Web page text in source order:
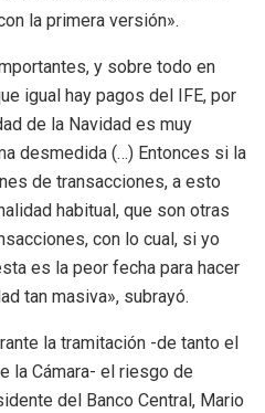
la primera versión».
y sobre todo en
igual hay pagos del IFE, por
de la Navidad es muy
desmedida (…) Entonces si la
de transacciones, a esto
habitual, que son otras
con lo cual, si yo
es la peor fecha para hacer
tan masiva», subrayó.
la tramitación -de tanto el
la Cámara- el riesgo de
del Banco Central, Mario